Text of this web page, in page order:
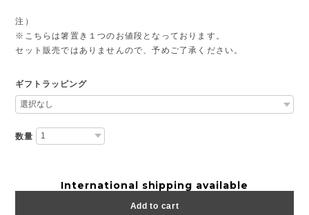
注）
※こちらは箸置き１つのお値段となっております。
セット販売ではありませんので、予めご了承ください。
ギフトラッピング
数量
International shipping available
Add to cart